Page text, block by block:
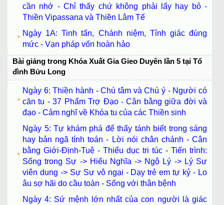
cần nhớ - Chỉ thấy chứ không phải lấy hay bỏ -
Thiền Vipassana và Thiền Lâm Tế
Ngày 1A: Tinh tấn, Chánh niệm, Tỉnh giác đúng
mức - Vạn pháp vốn hoàn hảo
Bài giảng trong Khóa Xuất Gia Gieo Duyên lần 5 tại Tổ
đình Bửu Long
Ngày 6: Thiền hành - Chú tâm và Chú ý - Người có
căn tu - 37 Phẩm Trợ Đạo - Cân bằng giữa đời và
đạo - Cảm nghĩ về Khóa tu của các Thiền sinh
Ngày 5: Tự khám phá để thấy tánh biết trong sáng
hay bản ngã tính toán - Lời nói chân chánh - Cân
bằng Giới-Định-Tuệ - Thiểu dục tri túc - Tiến trình:
Sống trong Sự -> Hiểu Nghĩa -> Ngộ Lý -> Lý Sự
viên dung -> Sự Sự vô ngại - Dạy trẻ em tự kỷ - Lo
âu sợ hãi do cầu toàn - Sống với thân bệnh
Ngày 4: Sứ mệnh lớn nhất của con người là giác